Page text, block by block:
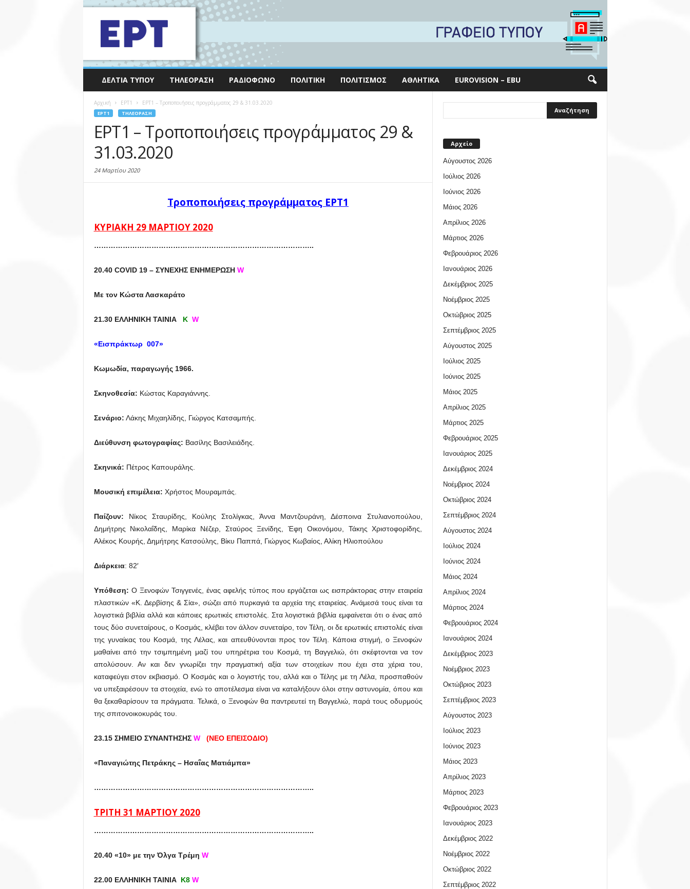
ΔΕΛΤΊΑ ΤΎΠΟΥ ΤΗΛΕΌΡΑΣΗ ΡΑΔΙΌΦΩΝΟ ΠΟΛΙΤΙΚΉ ΠΟΛΙΤΙΣΜΌΣ ΑΘΛΗΤΙΚΆ EUROVISION – EBU
Αρχική EΡΤ1 ΕΡΤ1 – Τροποποιήσεις προγράμματος 29 & 31.03.2020
EΡΤ1 ΤΗΛΕΌΡΑΣΗ
ΕΡΤ1 – Τροποποιήσεις προγράμματος 29 &
31.03.2020
24 Μαρτίου 2020
Τροποποιήσεις προγράμματος ΕΡΤ1
ΚΥΡΙΑΚΗ 29 ΜΑΡΤΙΟΥ 2020
………………………………………………………………………………..
20.40 COVID 19 – ΣΥΝΕΧΗΣ ΕΝΗΜΕΡΩΣΗ W
Με τον Κώστα Λασκαράτο
21.30 ΕΛΛΗΝΙΚΗ ΤΑΙΝΙΑ K W
«Εισπράκτωρ 007»
Κωμωδία, παραγωγής 1966.
Σκηνοθεσία: Κώστας Καραγιάννης.
Σενάριο: Λάκης Μιχαηλίδης, Γιώργος Κατσαμπής.
Διεύθυνση φωτογραφίας: Βασίλης Βασιλειάδης.
Σκηνικά: Πέτρος Καπουράλης.
Μουσική επιμέλεια: Χρήστος Μουραμπάς.
Παίζουν: Νίκος Σταυρίδης, Κούλης Στολίγκας, Άννα Μαντζουράνη, Δέσποινα Στυλιανοπούλου,
Δημήτρης Νικολαΐδης, Μαρίκα Νέζερ, Σταύρος Ξενίδης, Έφη Οικονόμου, Τάκης Χριστοφορίδης,
Αλέκος Κουρής, Δημήτρης Κατσούλης, Βίκυ Παππά, Γιώργος Κωβαίος, Αλίκη Ηλιοπούλου
Διάρκεια: 82′
Υπόθεση: O Ξενοφών Τσιγγενές, ένας αφελής τύπος που εργάζεται ως εισπράκτορας στην εταιρεία
πλαστικών «Κ. Δερβίσης & Σία», σώζει από πυρκαγιά τα αρχεία της εταιρείας. Ανάμεσά τους είναι τα
λογιστικά βιβλία αλλά και κάποιες ερωτικές επιστολές. Στα λογιστικά βιβλία εμφαίνεται ότι ο ένας από
τους δύο συνεταίρους, ο Κοσμάς, κλέβει τον άλλον συνεταίρο, τον Τέλη, οι δε ερωτικές επιστολές είναι
της γυναίκας του Κοσμά, της Λέλας, και απευθύνονται προς τον Τέλη. Κάποια στιγμή, ο Ξενοφών
μαθαίνει από την τσιμπημένη μαζί του υπηρέτρια του Κοσμά, τη Βαγγελιώ, ότι σκέφτονται να τον
απολύσουν. Αν και δεν γνωρίζει την πραγματική αξία των στοιχείων που έχει στα χέρια του,
καταφεύγει στον εκβιασμό. Ο Κοσμάς και ο λογιστής του, αλλά και ο Τέλης με τη Λέλα, προσπαθούν
να υπεξαιρέσουν τα στοιχεία, ενώ το αποτέλεσμα είναι να καταλήξουν όλοι στην αστυνομία, όπου και
θα ξεκαθαρίσουν τα πράγματα. Τελικά, ο Ξενοφών θα παντρευτεί τη Βαγγελιώ, παρά τους οδυρμούς
της σπιτονοικοκυράς του.
23.15 ΣΗΜΕΙΟ ΣΥΝΑΝΤΗΣΗΣ W (ΝΕΟ ΕΠΕΙΣΟΔΙΟ)
«Παναγιώτης Πετράκης – Ησαΐας Ματιάμπα»
………………………………………………………………………………..
ΤΡΙΤΗ 31 ΜΑΡΤΙΟΥ 2020
………………………………………………………………………………..
20.40 «10» με την Όλγα Τρέμη W
22.00 ΕΛΛΗΝΙΚΗ ΤΑΙΝΙΑ Κ8 W
Αρχείο
Αύγουστος 2026
Ιούλιος 2026
Ιούνιος 2026
Μάιος 2026
Απρίλιος 2026
Μάρτιος 2026
Φεβρουάριος 2026
Ιανουάριος 2026
Δεκέμβριος 2025
Νοέμβριος 2025
Οκτώβριος 2025
Σεπτέμβριος 2025
Αύγουστος 2025
Ιούλιος 2025
Ιούνιος 2025
Μάιος 2025
Απρίλιος 2025
Μάρτιος 2025
Φεβρουάριος 2025
Ιανουάριος 2025
Δεκέμβριος 2024
Νοέμβριος 2024
Οκτώβριος 2024
Σεπτέμβριος 2024
Αύγουστος 2024
Ιούλιος 2024
Ιούνιος 2024
Μάιος 2024
Απρίλιος 2024
Μάρτιος 2024
Φεβρουάριος 2024
Ιανουάριος 2024
Δεκέμβριος 2023
Νοέμβριος 2023
Οκτώβριος 2023
Σεπτέμβριος 2023
Αύγουστος 2023
Ιούλιος 2023
Ιούνιος 2023
Μάιος 2023
Απρίλιος 2023
Μάρτιος 2023
Φεβρουάριος 2023
Ιανουάριος 2023
Δεκέμβριος 2022
Νοέμβριος 2022
Οκτώβριος 2022
Σεπτέμβριος 2022